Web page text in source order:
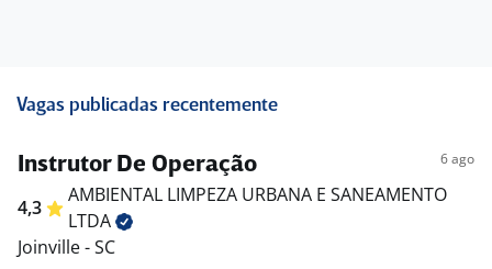
Vagas publicadas recentemente
Instrutor De Operação 6 ago
4,3
AMBIENTAL LIMPEZA URBANA E SANEAMENTO
LTDA
Joinville - SC